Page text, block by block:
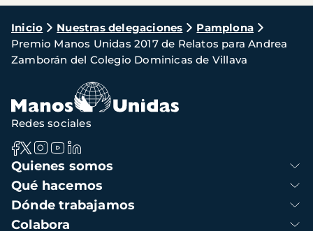
Ruta
de
navegación
Inicio Nuestras delegaciones
Pamplona
Premio Manos Unidas 2017 de Relatos para Andrea
Zamborán del Colegio Dominicas de Villava
Navegación
principal
Quienes somos
Qué hacemos
Dónde trabajamos
Colabora
Redes sociales